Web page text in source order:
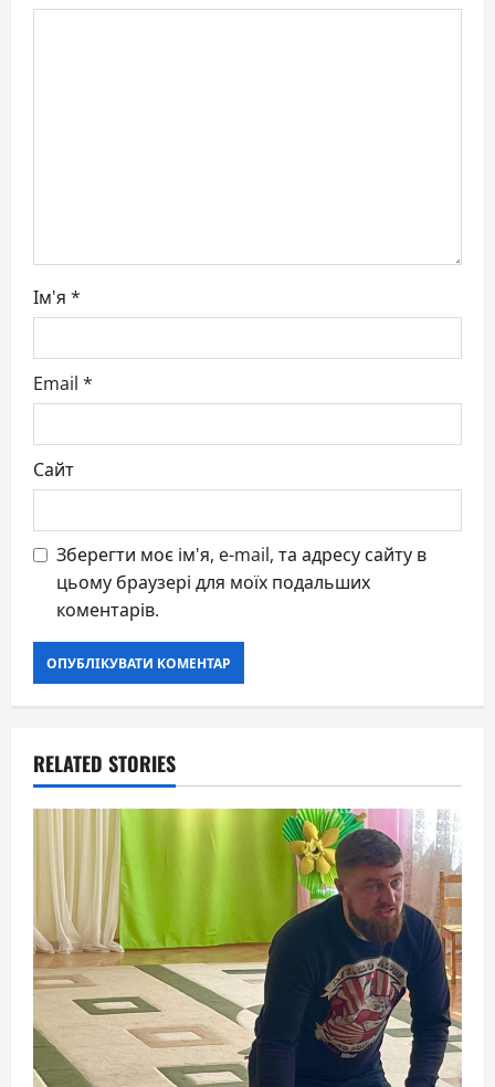
Ім'я *
Email *
Сайт
Зберегти моє ім'я, e-mail, та адресу сайту в
цьому браузері для моїх подальших
коментарів.
RELATED STORIES